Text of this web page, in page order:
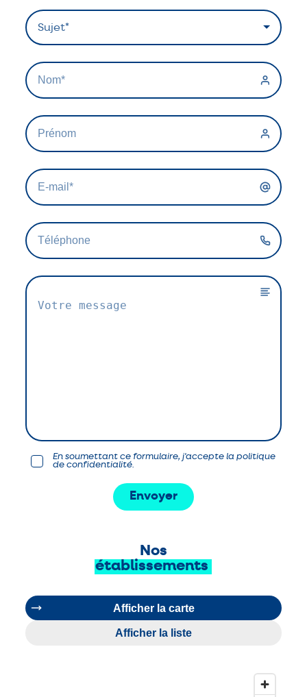
En soumettant ce formulaire, j'accepte la politique
de confidentialité.
Envoyer
Nos
établissements
Afficher la carte
Afficher la liste